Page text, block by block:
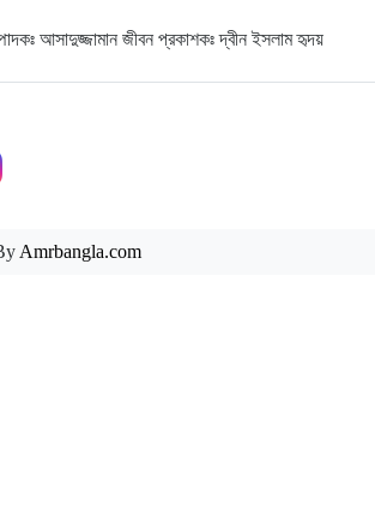
আসাদুজ্জামান জীবন প্রকাশকঃ দ্বীন ইসলাম হৃদয়
Amrbangla.com